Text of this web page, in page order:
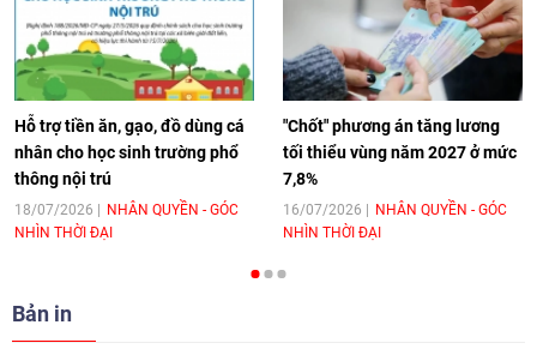
[Video] Âm nhạc flamenco gắn kết văn
hoá Việt Nam - Tây Ban Nha
11:10 17/06/2026
[Video] Trao tặng Kỷ niệm chương "Vì
hòa bình, hữu nghị giữa các dân tộc"
cho Đại sứ Hungary tại Việt Nam
Hỗ trợ tiền ăn, gạo, đồ dùng cá
nhân cho học sinh trường phổ
thông nội trú
18/07/2026
NHÂN QUYỀN - GÓC
NHÌN THỜI ĐẠI
"Chốt" phương án tăng lương
tối thiểu vùng năm 2027 ở mức
7,8%
16/07/2026
NHÂN QUYỀN - GÓC
NHÌN THỜI ĐẠI
Bản in